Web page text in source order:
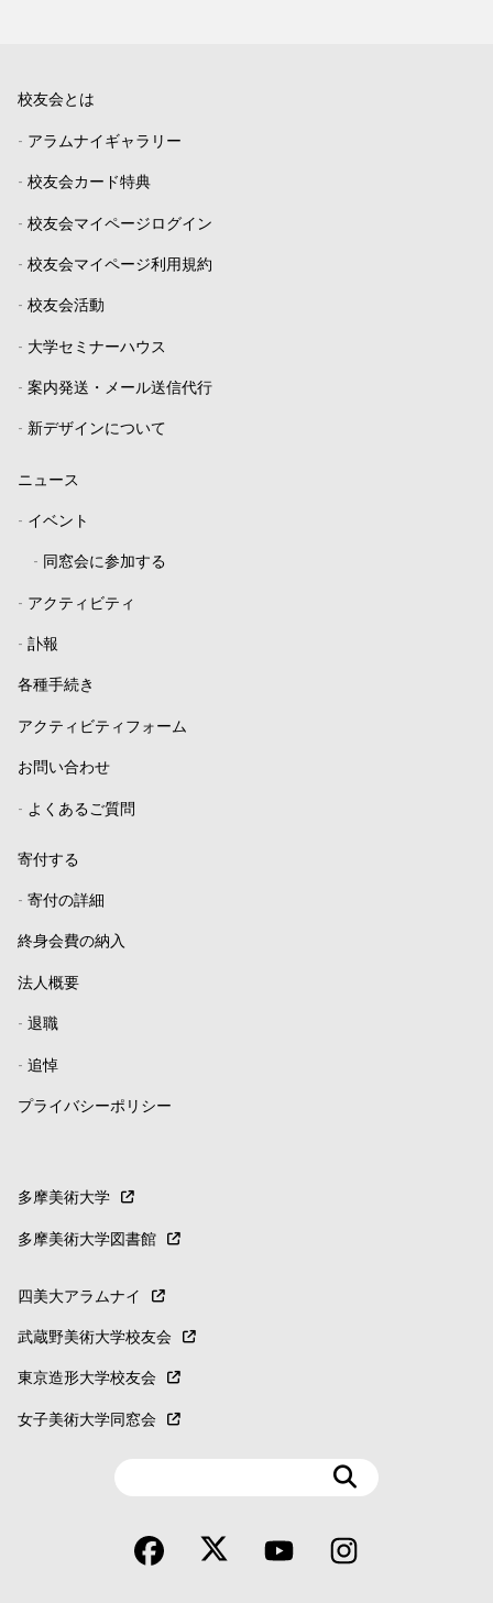
校友会とは
- アラムナイギャラリー
- 校友会カード特典
- 校友会マイページログイン
- 校友会マイページ利用規約
- 校友会活動
- 大学セミナーハウス
- 案内発送・メール送信代行
- 新デザインについて
ニュース
- イベント
- 同窓会に参加する
- アクティビティ
- 訃報
各種手続き
アクティビティフォーム
お問い合わせ
- よくあるご質問
寄付する
- 寄付の詳細
終身会費の納入
法人概要
- 退職
- 追悼
プライバシーポリシー
多摩美術大学
多摩美術大学図書館
四美大アラムナイ
武蔵野美術大学校友会
東京造形大学校友会
女子美術大学同窓会